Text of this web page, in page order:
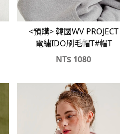
<預購> 韓國WV PROJECT
電繡IDO刷毛帽T#帽T
NT$ 1080